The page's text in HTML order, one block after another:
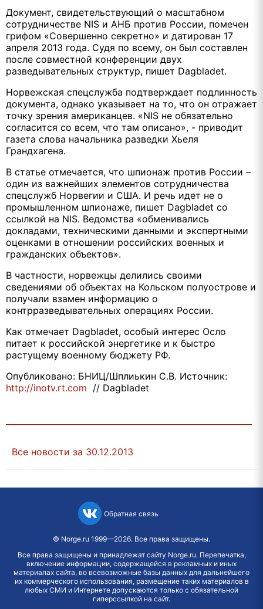
Документ, свидетельствующий о масштабном
сотрудничестве NIS и АНБ против России, помечен
грифом «Совершенно секретно» и датирован 17
апреля 2013 года. Судя по всему, он был составлен
после совместной конференции двух
разведывательных структур, пишет Dagbladet.
Норвежская спецслужба подтверждает подлинность
документа, однако указывает на то, что он отражает
точку зрения американцев. «NIS не обязательно
согласится со всем, что там описано», - приводит
газета слова начальника разведки Хьеля
Грандхагена.
В статье отмечается, что шпионаж против России –
один из важнейших элементов сотрудничества
спецслужб Норвегии и США. И речь идет не о
промышленном шпионаже, пишет Dagbladet со
ссылкой на NIS. Ведомства «обменивались
докладами, техническими данными и экспертными
оценками в отношении российских военных и
гражданских объектов».
В частности, норвежцы делились своими
сведениями об объектах на Кольском полуострове и
получали взамен информацию о
контрразведывательных операциях России.
Как отмечает Dagbladet, особый интерес Осло
питает к российской энергетике и к быстро
растущему военному бюджету РФ.
Опубликовано: БНИЦ/Шплиькин С.В. Источник:
http://inotv.rt.com // Dagbladet
Все новости за 30.12.2013
Обратная связь
© Norge.ru 1999—2026. Все права защищены.
Все права защищены и принадлежат сайту Norge.ru. Перепечатка,
включение информации, содержащейся в рекламных и иных
материалах сайта, во всевозможные базы данных для дальнейшего
их коммерческого использования, размещение таких материалов в
любых СМИ и Интернете допускаются только с обязательной
гиперссылкой на сайт.